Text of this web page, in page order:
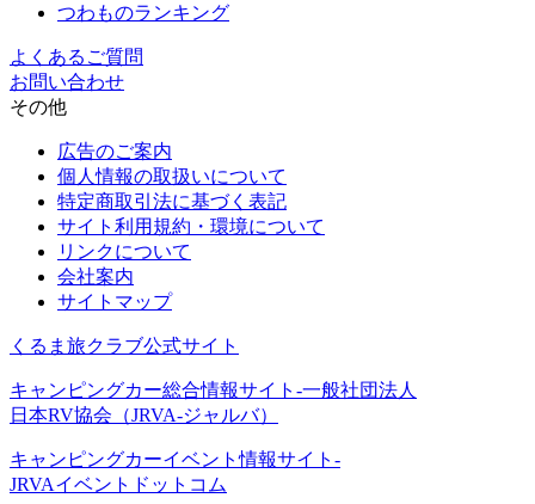
つわものランキング
よくあるご質問
お問い合わせ
その他
広告のご案内
個人情報の取扱いについて
特定商取引法に基づく表記
サイト利用規約・環境について
リンクについて
会社案内
サイトマップ
くるま旅クラブ公式サイト
キャンピングカー総合情報サイト-一般社団法人
日本RV協会（JRVA-ジャルバ）
キャンピングカーイベント情報サイト-
JRVAイベントドットコム